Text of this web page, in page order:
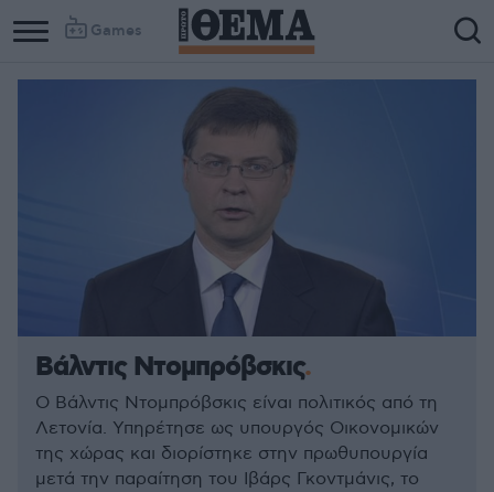
Games
Βάλντις Ντομπρόβσκις
Ο Βάλντις Ντομπρόβσκις είναι πολιτικός από τη
Λετονία. Υπηρέτησε ως υπουργός Οικονομικών
της χώρας και διορίστηκε στην πρωθυπουργία
μετά την παραίτηση του Ιβάρς Γκοντμάνις, το